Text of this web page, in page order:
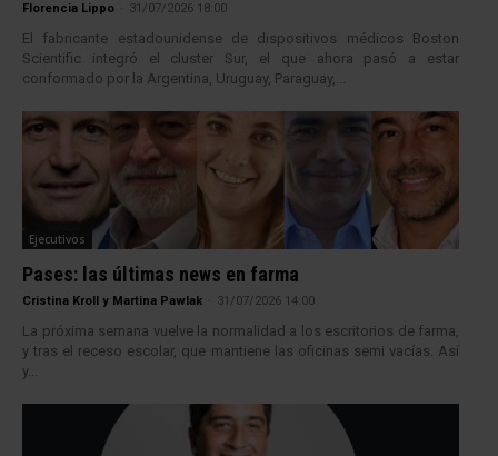
Florencia Lippo 31/07/2026 18:00
El fabricante estadounidense de dispositivos médicos Boston
Scientific integró el cluster Sur, el que ahora pasó a estar
conformado por la Argentina, Uruguay, Paraguay,...
Ejecutivos
Pases: las últimas news en farma
Cristina Kroll y Martina Pawlak 31/07/2026 14:00
La próxima semana vuelve la normalidad a los escritorios de farma,
y tras el receso escolar, que mantiene las oficinas semi vacías. Así
y...